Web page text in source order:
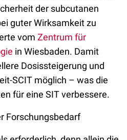
der subcutanen
guter Wirksamkeit zu
vom Zentrum für
in Wiesbaden. Damit
Dosissteigerung und
SCIT möglich – was die
für eine SIT verbessere.
Forschungsbedarf